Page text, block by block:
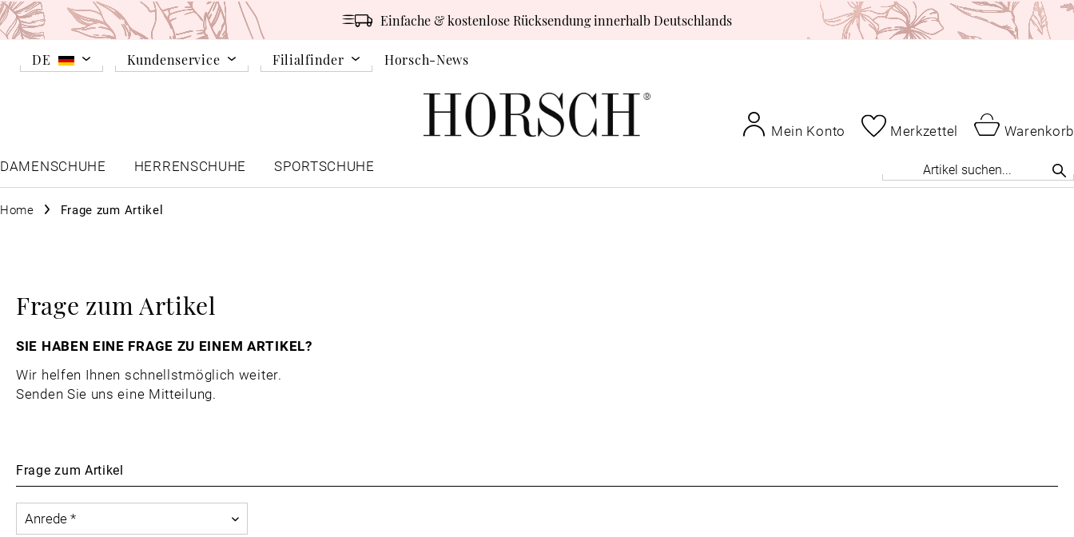
Einfache & kostenlose Rücksendung innerhalb Deutschlands
DE Kundenservice Filialfinder Horsch-News
Mein Konto Merkzettel
Warenkorb
DAMENSCHUHE
HERRENSCHUHE SPORTSCHUHE
Home Frage zum Artikel
Frage zum Artikel
SIE HABEN EINE FRAGE ZU EINEM ARTIKEL?
Wir helfen Ihnen schnellstmöglich weiter.
Senden Sie uns eine Mitteilung.
Frage zum Artikel